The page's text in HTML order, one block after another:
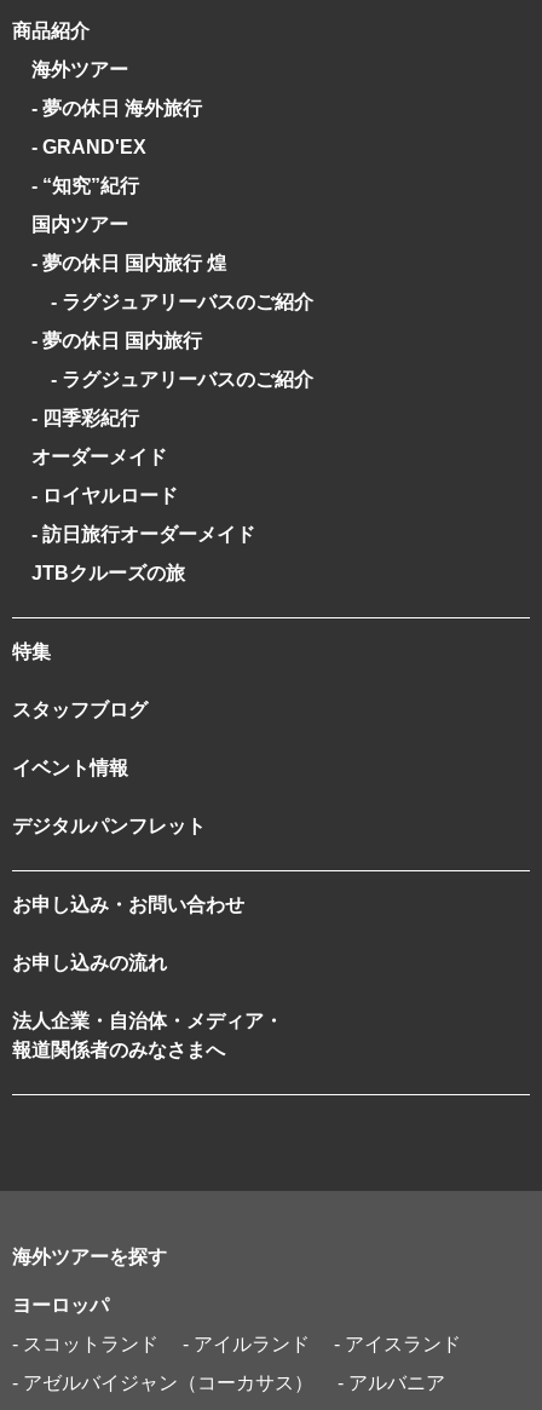
商品紹介
海外ツアー
- 夢の休日 海外旅行
- GRAND'EX
- “知究”紀行
国内ツアー
- 夢の休日 国内旅行 煌
- ラグジュアリーバスのご紹介
- 夢の休日 国内旅行
- ラグジュアリーバスのご紹介
- 四季彩紀行
オーダーメイド
- ロイヤルロード
- 訪日旅行オーダーメイド
JTBクルーズの旅
特集
スタッフブログ
イベント情報
デジタルパンフレット
お申し込み・お問い合わせ
お申し込みの流れ
法人企業・自治体・メディア・
報道関係者のみなさまへ
海外ツアーを探す
ヨーロッパ
- スコットランド
- アイルランド
- アイスランド
- アゼルバイジャン（コーカサス）
- アルバニア